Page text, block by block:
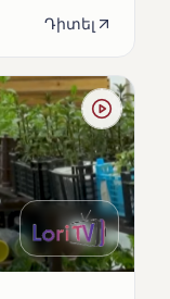
Դիտել